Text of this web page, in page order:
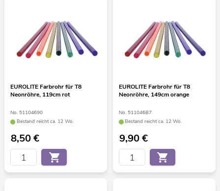
EUROLITE Farbrohr für T8
Neonröhre, 119cm rot
No. 51104690
Bestand reicht ca. 12 Wo.
8,50€
EUROLITE Farbrohr für T8
Neonröhre, 149cm orange
No. 511046B7
Bestand reicht ca. 12 Wo.
9,90€